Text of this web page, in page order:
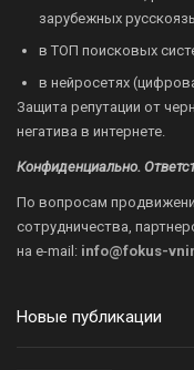
зарубежных
в ТОП поисковых
в нейросетях
Защита репутации от
негатива в интернете.
Конфиденциально.
По вопросам
сотрудничества,
на e-mail: info@fokus-
Новые публикации